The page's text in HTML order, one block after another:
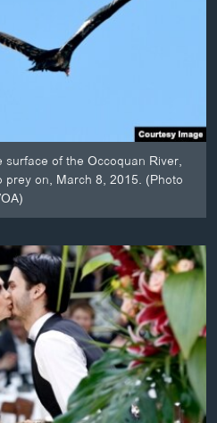
of the Occoquan River,
on, March 8, 2015. (Photo